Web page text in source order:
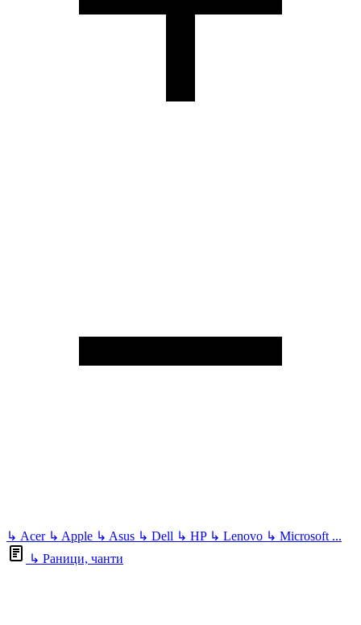
↳ Acer ↳ Apple ↳ Asus ↳ Dell ↳ HP ↳ Lenovo ↳ Microsoft ...
↳ Раници, чанти